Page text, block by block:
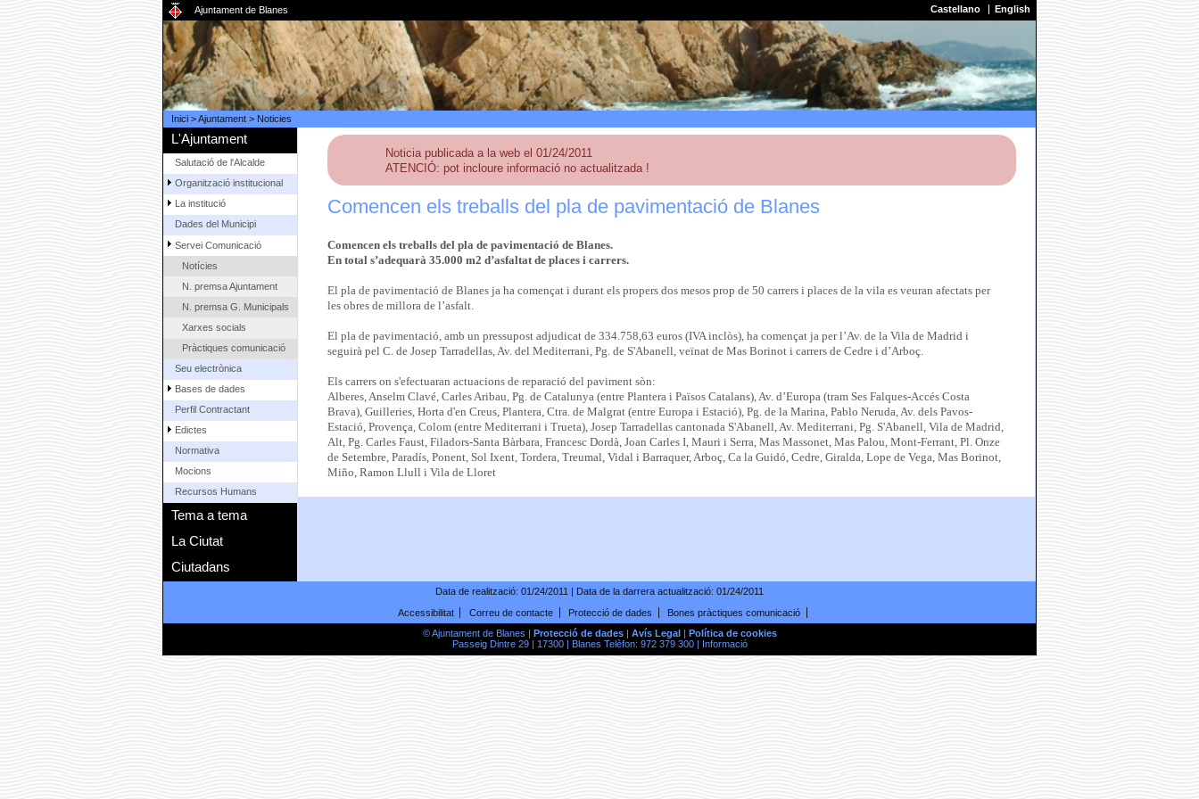
Ajuntament de Blanes Castellano English
Inici>Ajuntament> Noticies
L'Ajuntament
Salutació de l'Alcalde
Organització institucional
La institució
Dades del Municipi
Servei Comunicació
Notícies
N. premsa Ajuntament
N. premsa G. Municipals
Xarxes socials
Pràctiques comunicació
Seu electrònica
Bases de dades
Perfil Contractant
Edictes
Normativa
Mocions
Recursos Humans
Tema a tema
La Ciutat
Ciutadans
Noticia publicada a la web el 01/24/2011
ATENCIÓ: pot incloure informació no actualitzada !
Comencen els treballs del pla de pavimentació de Blanes
Comencen els treballs del pla de pavimentació de Blanes.
En total s’adequarà 35.000 m2 d’asfaltat de places i carrers.
El pla de pavimentació de Blanes ja ha començat i durant els propers dos mesos prop de 50 carrers i places de la vila es veuran afectats per
les obres de millora de l’asfalt.
El pla de pavimentació, amb un pressupost adjudicat de 334.758,63 euros (IVA inclòs), ha començat ja per l’Av. de la Vila de Madrid i
seguirà pel C. de Josep Tarradellas, Av. del Mediterrani, Pg. de S'Abanell, veïnat de Mas Borinot i carrers de Cedre i d’Arboç.
Els carrers on s'efectuaran actuacions de reparació del paviment sòn:
Alberes, Anselm Clavé, Carles Aribau, Pg. de Catalunya (entre Plantera i Països Catalans), Av. d’Europa (tram Ses Falques-Accés Costa
Brava), Guilleries, Horta d'en Creus, Plantera, Ctra. de Malgrat (entre Europa i Estació), Pg. de la Marina, Pablo Neruda, Av. dels Pavos-
Estació, Provença, Colom (entre Mediterrani i Trueta), Josep Tarradellas cantonada S'Abanell, Av. Mediterrani, Pg. S'Abanell, Vila de Madrid,
Alt, Pg. Carles Faust, Filadors-Santa Bàrbara, Francesc Dordà, Joan Carles I, Mauri i Serra, Mas Massonet, Mas Palou, Mont-Ferrant, Pl. Onze
de Setembre, Paradís, Ponent, Sol Ixent, Tordera, Treumal, Vidal i Barraquer, Arboç, Ca la Guidó, Cedre, Giralda, Lope de Vega, Mas Borinot,
Miño, Ramon Llull i Vila de Lloret
Data de realització: 01/24/2011 | Data de la darrera actualització: 01/24/2011
Accessibilitat
Correu de contacte Protecció de dades
Bones pràctiques comunicació
© Ajuntament de Blanes |
Protecció de dades| Avís Legal
Política de cookies
Passeig Dintre 29 | 17300 | Blanes Telèfon: 972 379 300 |
Informació